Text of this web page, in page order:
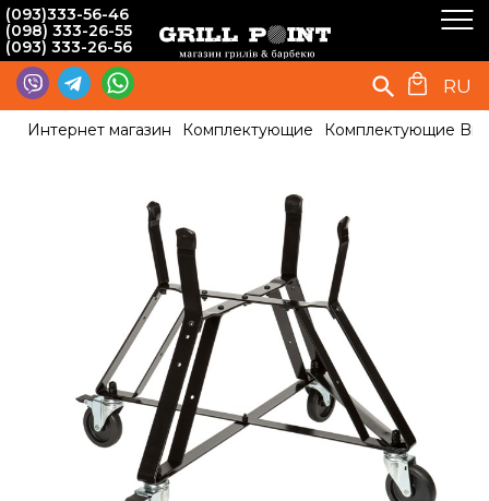
(093)333-56-46
(098) 333-26-55
(093) 333-26-56
RU
Интернет магазин Комплектующие Комплектующие Big